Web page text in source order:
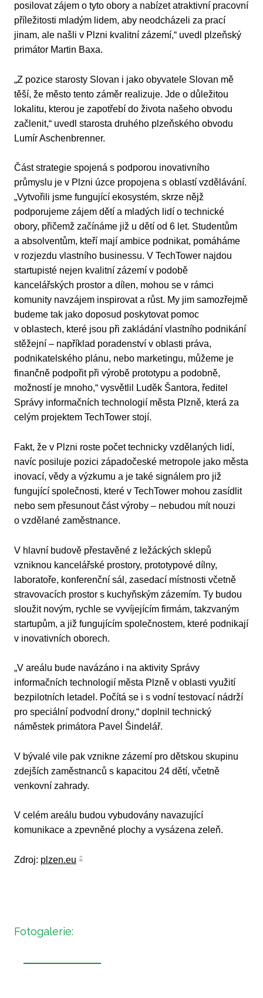
posilovat zájem o tyto obory a nabízet atraktivní pracovní
příležitosti mladým lidem, aby neodcházeli za prací
jinam, ale našli v Plzni kvalitní zázemí,“ uvedl plzeňský
primátor Martin Baxa.
„Z pozice starosty Slovan i jako obyvatele Slovan mě
těší, že město tento záměr realizuje. Jde o důležitou
lokalitu, kterou je zapotřebí do života našeho obvodu
začlenit,“ uvedl starosta druhého plzeňského obvodu
Lumír Aschenbrenner.
Část strategie spojená s podporou inovativního
průmyslu je v Plzni úzce propojena s oblastí vzdělávání.
„Vytvořili jsme fungující ekosystém, skrze nějž
podporujeme zájem dětí a mladých lidí o technické
obory, přičemž začínáme již u dětí od 6 let. Studentům
a absolventům, kteří mají ambice podnikat, pomáháme
v rozjezdu vlastního businessu. V TechTower najdou
startupisté nejen kvalitní zázemí v podobě
kancelářských prostor a dílen, mohou se v rámci
komunity navzájem inspirovat a růst. My jim samozřejmě
budeme tak jako doposud poskytovat pomoc
v oblastech, které jsou při zakládání vlastního podnikání
stěžejní – například poradenství v oblasti práva,
podnikatelského plánu, nebo marketingu, můžeme je
finančně podpořit při výrobě prototypu a podobně,
možností je mnoho,“ vysvětlil Luděk Šantora, ředitel
Správy informačních technologií města Plzně, která za
celým projektem TechTower stojí.
Fakt, že v Plzni roste počet technicky vzdělaných lidí,
navíc posiluje pozici západočeské metropole jako města
inovací, vědy a výzkumu a je také signálem pro již
fungující společnosti, které v TechTower mohou zasídlit
nebo sem přesunout část výroby – nebudou mít nouzi
o vzdělané zaměstnance.
V hlavní budově přestavěné z ležáckých sklepů
vzniknou kancelářské prostory, prototypové dílny,
laboratoře, konferenční sál, zasedací místnosti včetně
stravovacích prostor s kuchyňským zázemím. Ty budou
sloužit novým, rychle se vyvíjejícím firmám, takzvaným
startupům, a již fungujícím společnostem, které podnikají
v inovativních oborech.
„V areálu bude navázáno i na aktivity Správy
informačních technologií města Plzně v oblasti využití
bezpilotních letadel. Počítá se i s vodní testovací nádrží
pro speciální podvodní drony,“ doplnil technický
náměstek primátora Pavel Šindelář.
V bývalé vile pak vznikne zázemí pro dětskou skupinu
zdejších zaměstnanců s kapacitou 24 dětí, včetně
venkovní zahrady.
V celém areálu budou vybudovány navazující
komunikace a zpevněné plochy a vysázena zeleň.
Zdroj: plzen.eu
Fotogalerie: